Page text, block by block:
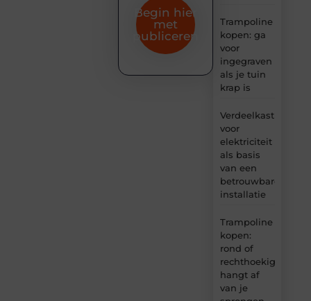
Trampoline
kopen: ga
voor
ingegraven
als je tuin
krap is
Verdeelkast
voor
elektriciteit
als basis
van een
betrouwbare
installatie
Trampoline
kopen:
rond of
rechthoekig
hangt af
van je
Begin hier
met
publiceren